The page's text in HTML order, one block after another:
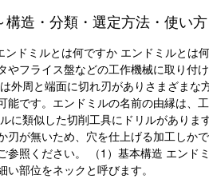
造・分類・選定方法・使い方
ドミルとは何ですか エンドミルとは
やフライス盤などの工作機械に取り
外周と端面に切れ刃がありさまざま
能です。エンドミルの名前の由縁は、
に類似した切削工具にドリルがありま
刃が無いため、穴を仕上げる加工しか
参照ください。 （1）基本構造 エン
部位をネックと呼びます。